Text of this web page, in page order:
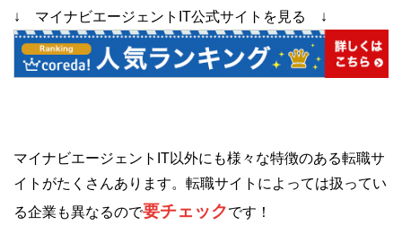
↓ マイナビエージェントIT公式サイトを見る ↓
マイナビエージェントIT以外にも様々な特徴のある転職サ
イトがたくさんあります。転職サイトによっては扱ってい
る企業も異なるので要チェックです！